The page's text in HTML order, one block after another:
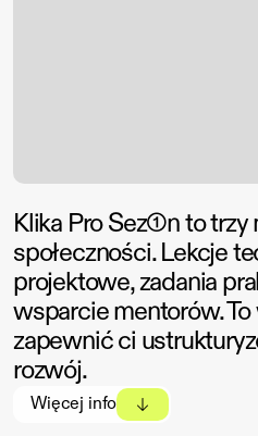
Klika Pro Sez①n to
społeczności. Lekcje
projektowe, zadania
wsparcie mentorów. To
zapewnić ci
rozwój.
Więcej info